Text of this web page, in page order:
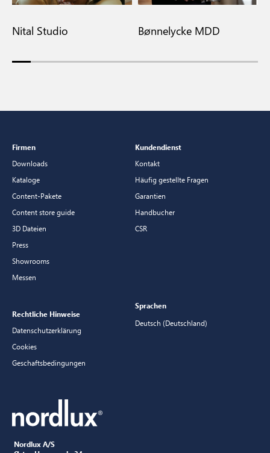
Nital Studio Bønnelycke MDD
Nordlux A/S
Firmen
Downloads
Kataloge
Content-Pakete
Content store guide
3D Dateien
Press
Showrooms
Messen
Kundendienst
Kontakt
Häufig gestellte Fragen
Garantien
Handbucher
CSR
Rechtliche Hinweise
Datenschutzerklärung
Cookies
Geschaftsbedingungen
Sprachen
Deutsch (Deutschland)